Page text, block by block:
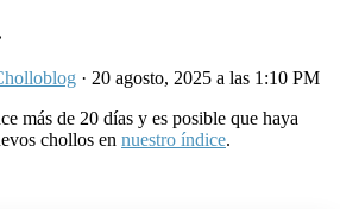
· 20 agosto, 2025 a las 1:10 PM
más de 20 días y es posible que haya
chollos en nuestro índice.